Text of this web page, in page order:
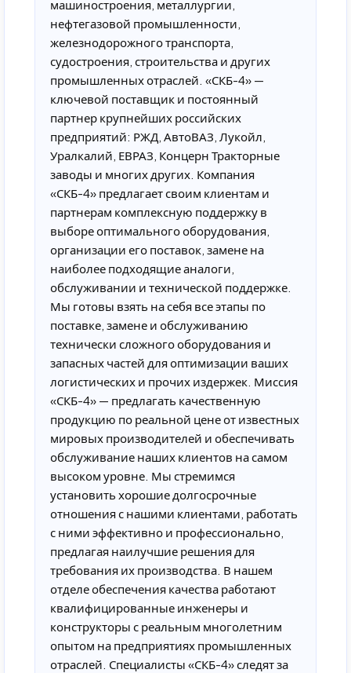
машиностроения, металлургии,
нефтегазовой промышленности,
железнодорожного транспорта,
судостроения, строительства и других
промышленных отраслей. «СКБ-4» —
ключевой поставщик и постоянный
партнер крупнейших российских
предприятий: РЖД, АвтоВАЗ, Лукойл,
Уралкалий, ЕВРАЗ, Концерн Тракторные
заводы и многих других. Компания
«СКБ-4» предлагает своим клиентам и
партнерам комплексную поддержку в
выборе оптимального оборудования,
организации его поставок, замене на
наиболее подходящие аналоги,
обслуживании и технической поддержке.
Мы готовы взять на себя все этапы по
поставке, замене и обслуживанию
технически сложного оборудования и
запасных частей для оптимизации ваших
логистических и прочих издержек. Миссия
«СКБ-4» — предлагать качественную
продукцию по реальной цене от известных
мировых производителей и обеспечивать
обслуживание наших клиентов на самом
высоком уровне. Мы стремимся
установить хорошие долгосрочные
отношения с нашими клиентами, работать
с ними эффективно и профессионально,
предлагая наилучшие решения для
требования их производства. В нашем
отделе обеспечения качества работают
квалифицированные инженеры и
конструкторы с реальным многолетним
опытом на предприятиях промышленных
отраслей. Специалисты «СКБ-4» следят за